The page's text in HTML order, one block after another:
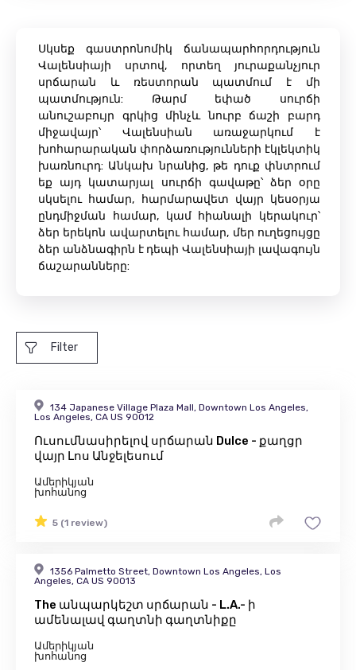
Սկսեք գաստրոնոմիկ ճանապարհորդություն
Վալենսիայի սրտով, որտեղ յուրաքանչյուր
սրճարան և ռեստորան պատմում է մի
պատմություն: Թարմ եփած սուրճի
անուշաբույր գրկից մինչև նուրբ ճաշի բարդ
միջավայր՝ Վալենսիան առաջարկում է
խոհարարական փորձառությունների էկլեկտիկ
խառնուրդ: Անկախ նրանից, թե դուք փնտրում
եք այդ կատարյալ սուրճի գավաթը՝ ձեր օրը
սկսելու համար, հարմարավետ վայր կեսօրյա
ընդմիջման համար, կամ հիանալի կերակուր՝
ձեր երեկոն ավարտելու համար, մեր ուղեցույցը
ձեր անձնագիրն է դեպի Վալենսիայի լավագույն
ճաշարանները:
Filter
134 Japanese Village Plaza Mall, Downtown Los Angeles,
Los Angeles, CA US 90012
Ուսումնասիրելով սրճարան Dulce - քաղցր
վայր Լոս Անջելեսում
Ամերիկյան
խոհանոց
5 (1 review)
1356 Palmetto Street, Downtown Los Angeles, Los
Angeles, CA US 90013
The անպարկեշտ սրճարան - L.A.- ի
ամենալավ գաղտնի գաղտնիքը
Ամերիկյան
խոհանոց